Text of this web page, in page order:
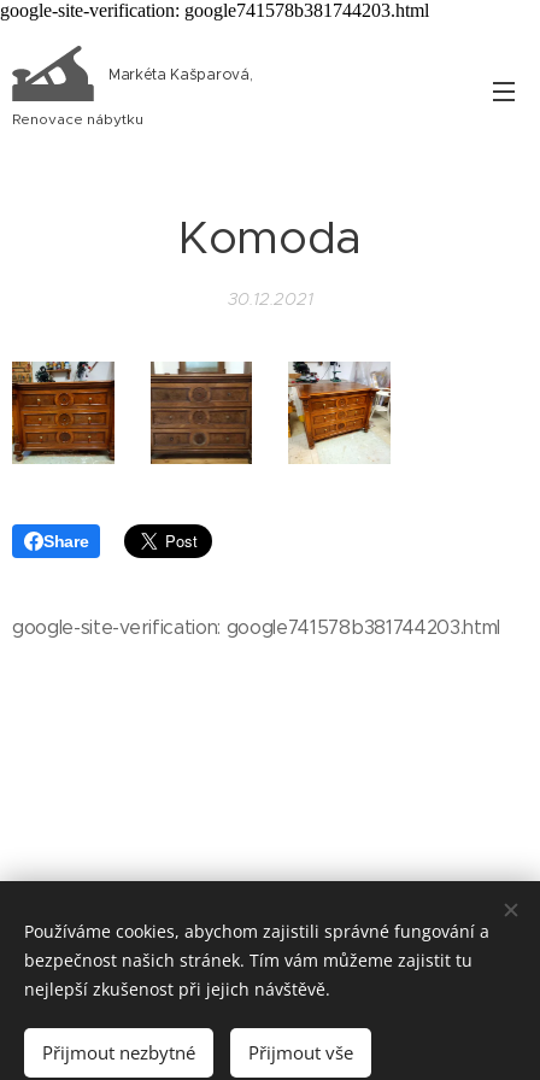
google-site-verification: google741578b381744203.html
Markéta Kašparová,
Renovace nábytku
Komoda
30.12.2021
Share
google-site-verification: google741578b381744203.html
Mob.: +420 777 90 90 32
Používáme cookies, abychom zajistili správné fungování a
bezpečnost našich stránek. Tím vám můžeme zajistit tu
nejlepší zkušenost při jejich návštěvě.
Přijmout nezbytné Přijmout vše